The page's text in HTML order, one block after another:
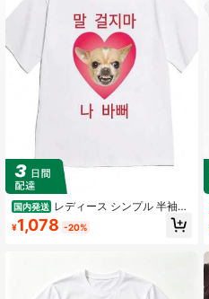
国内発送 レディース シンプル 半袖T
シャツ カジュアル デイリーウェア漫
画の犬プリント 半袖Tシャツ 韓国語
ョン - ソフトで通気性抜群
¥1,078 -20%